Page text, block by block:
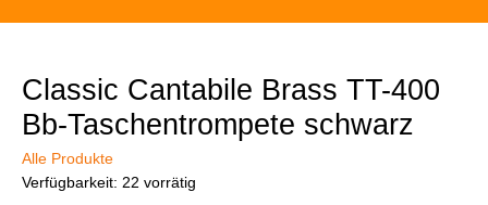
Classic Cantabile Brass TT-400
Bb-Taschentrompete schwarz
Alle Produkte
Verfügbarkeit: 22 vorrätig